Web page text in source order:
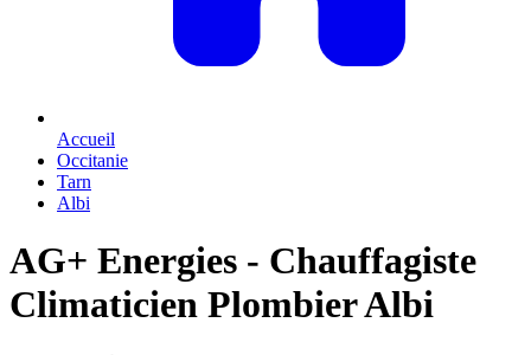
Accueil
Occitanie
Tarn
Albi
AG+ Energies - Chauffagiste
Climaticien Plombier Albi